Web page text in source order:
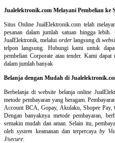
Jualelektronik.com Melayani Pembelian ke
Situs Online JualElektronik.com telah
pesanan dalam jumlah satuan hingga lebih.
JualElektronik, melalui orderlangsung di
telpon langsung
Hubungi kami untuk
pembelian Corporate atau tender. Kami
dalam jumlah banyak
Belanja dengan Mudah di
Berbelanja diwebsite belanja online
metode pembayaran yang beragam.
Account BCA, Gopay, Akulaku, Shopee
Dengan banyaknya metode pembayaran,
semakin mudah dan aman. Selain itu,
olehsystem keamanan dan terpercayaby
J/secure